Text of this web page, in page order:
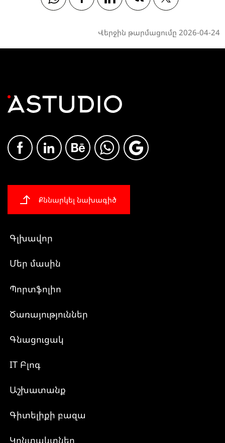
Վերջին թարմացումը 2026-04-24
Քննարկել նախագիծ
Գլխավոր
Մեր մասին
Պորտֆոլիո
Ծառայություններ
Գնացուցակ
IT Բլոգ
Աշխատանք
Գիտելիքի բազա
Կոնտակտներ